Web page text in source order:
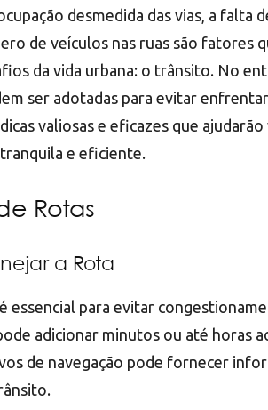
desmedida das vias, a falta
de veículos nas ruas são fatores
da vida urbana: o trânsito. No
ser adotadas para evitar
valiosas e eficazes que
e eficiente.
Rotas
a Rota
essencial para evitar
adicionar minutos ou até horas
de navegação pode fornecer